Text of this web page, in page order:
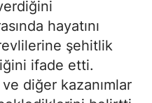
hayatını
şehitlik
ifade etti.
ve diğer kazanımlar